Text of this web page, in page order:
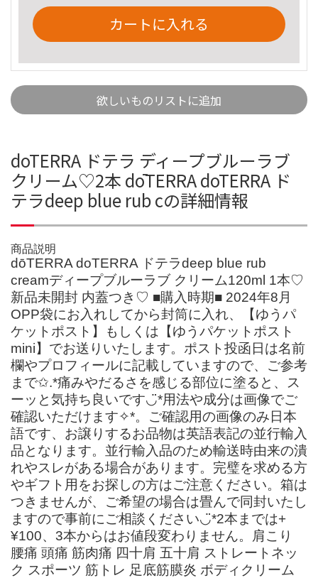
カートに入れる
欲しいものリストに追加
doTERRA ドテラ ディープブルーラブ
クリーム♡2本 dōTERRA doTERRA ド
テラdeep blue rub cの詳細情報
商品説明
dōTERRA doTERRA ドテラdeep blue rub
creamディープブルーラブ クリーム120ml 1本♡
新品未開封 内蓋つき♡ ■購入時期■ 2024年8月
OPP袋にお入れしてから封筒に入れ、【ゆうパ
ケットポスト】もしくは【ゆうパケットポスト
mini】でお送りいたします。ポスト投函日は名前
欄やプロフィールに記載していますので、ご参考
まで✩.*痛みやだるさを感じる部位に塗ると、ス
ーッと気持ち良いです◡̈*用法や成分は画像でご
確認いただけます✧*。ご確認用の画像のみ日本
語です、お譲りするお品物は英語表記の並行輸入
品となります。並行輸入品のため輸送時由来の潰
れやスレがある場合があります。完璧を求める方
やギフト用をお探しの方はご注意ください。箱は
つきませんが、ご希望の場合は畳んで同封いたし
ますので事前にご相談ください◡̈*2本までは+
¥100、3本からはお値段変わりません。肩こり
腰痛 頭痛 筋肉痛 四十肩 五十肩 ストレートネッ
ク スポーツ 筋トレ 足底筋膜炎 ボディクリーム